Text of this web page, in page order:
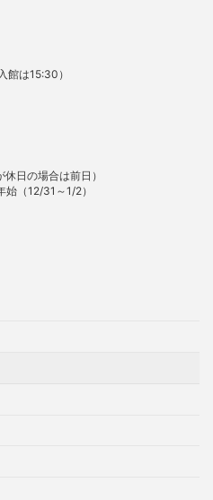
は15:30）
日の場合は前日）
（12/31～1/2）